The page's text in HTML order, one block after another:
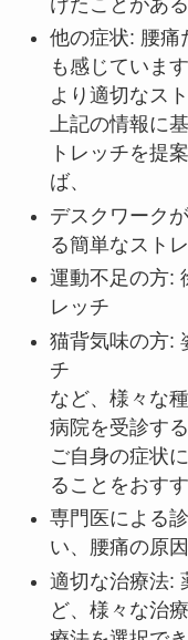
他の症状: 腰痛
も感じていま
より適切なス
上記の情報に
トレッチを提
ば、
デスクワーク
る簡単なスト
運動不足の方:
レッチ
猫背気味の方:
チ
など、様々な
病院を受診す
ご自身の症状
ることをおす
専門医による
い、腰痛の原
適切な治療法:
ど、様々な治